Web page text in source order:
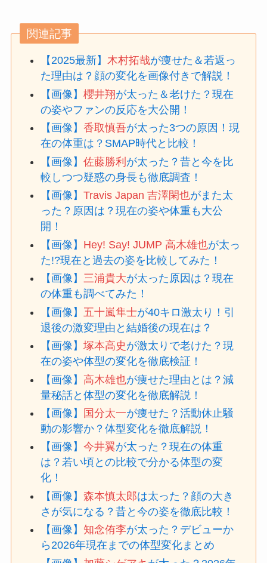
関連記事
【2025最新】木村拓哉が痩せた＆若返っ
た理由は？顔の変化を画像付きで解説！
【画像】櫻井翔が太った＆老けた？現在
の姿やファンの反応を大公開！
【画像】香取慎吾が太った3つの原因！現
在の体重は？SMAP時代と比較！
【画像】佐藤勝利 が太った？昔と今を比
較しつつ疑惑の身長も徹底調査！
【画像】Travis Japan 吉澤閑也がまた太
った？原因は？現在の姿や体重も大公
開！
【画像】 Hey! Say! JUMP 高木雄也が太っ
た!?現在と過去の姿を比較してみた！
【画像】三浦貴大が太った原因は？現在
の体重も調べてみた！
【画像】 五十嵐隼士が40キロ激太り！引
退後の激変理由と結婚後の現在は？
【画像】塚本高史 が激太りで老けた？現
在の姿や体型の変化を徹底検証！
【画像】 高木雄也が痩せた理由とは？減
量秘話と体型の変化を徹底解説！
【画像】 国分太一が痩せた？活動休止騒
動の影響か？体型変化を徹底解説！
【画像】今井翼が太った？現在の体重
は？若い頃との比較で分かる体型の変
化！
【画像】森本慎太郎は太った？顔の大き
さが気になる？昔と今の姿を徹底比較！
【画像】 知念侑李が太った？デビューか
ら2026年現在までの体型変化まとめ